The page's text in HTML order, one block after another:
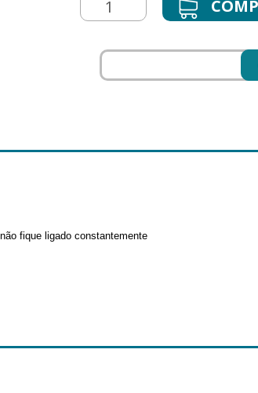
fique ligado constantemente